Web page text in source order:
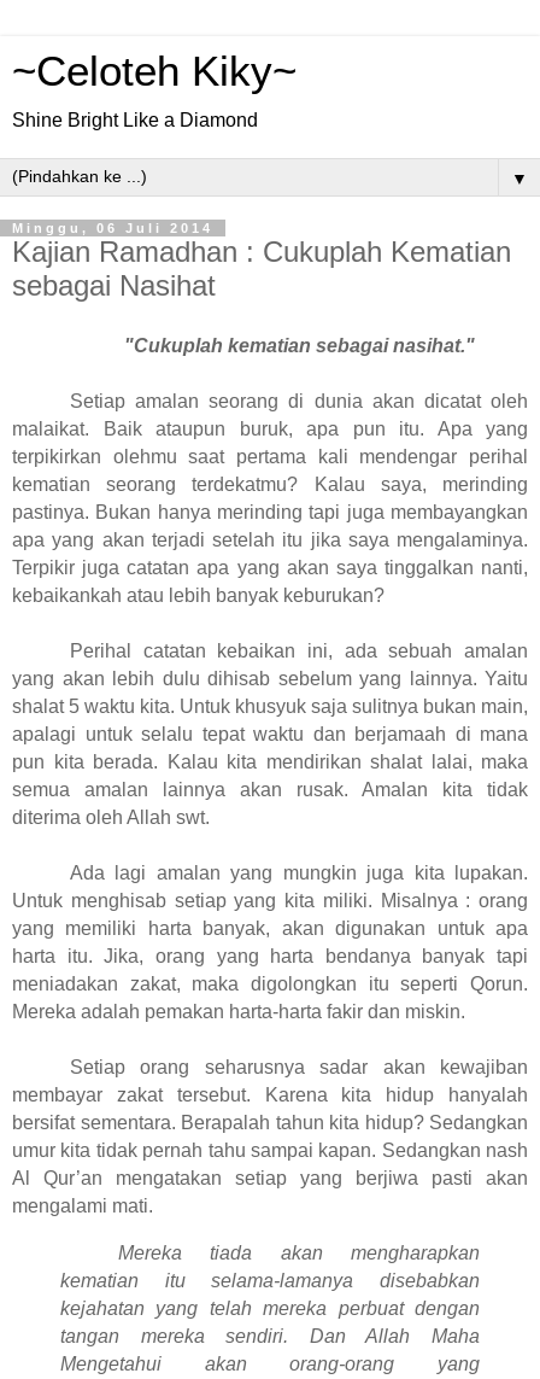
~Celoteh Kiky~
Shine Bright Like a Diamond
▼
Minggu, 06 Juli 2014
Kajian Ramadhan : Cukuplah Kematian
sebagai Nasihat
"Cukuplah kematian sebagai nasihat."
Setiap amalan seorang di dunia akan dicatat oleh
malaikat. Baik ataupun buruk, apa pun itu. Apa yang
terpikirkan olehmu saat pertama kali mendengar perihal
kematian seorang terdekatmu? Kalau saya, merinding
pastinya. Bukan hanya merinding tapi juga membayangkan
apa yang akan terjadi setelah itu jika saya mengalaminya.
Terpikir juga catatan apa yang akan saya tinggalkan nanti,
kebaikankah atau lebih banyak keburukan?
Perihal catatan kebaikan ini, ada sebuah amalan
yang akan lebih dulu dihisab sebelum yang lainnya. Yaitu
shalat 5 waktu kita. Untuk khusyuk saja sulitnya bukan main,
apalagi untuk selalu tepat waktu dan berjamaah di mana
pun kita berada. Kalau kita mendirikan shalat lalai, maka
semua amalan lainnya akan rusak. Amalan kita tidak
diterima oleh Allah swt.
Ada lagi amalan yang mungkin juga kita lupakan.
Untuk menghisab setiap yang kita miliki. Misalnya : orang
yang memiliki harta banyak, akan digunakan untuk apa
harta itu. Jika, orang yang harta bendanya banyak tapi
meniadakan zakat, maka digolongkan itu seperti Qorun.
Mereka adalah pemakan harta-harta fakir dan miskin.
Setiap orang seharusnya sadar akan kewajiban
membayar zakat tersebut. Karena kita hidup hanyalah
bersifat sementara. Berapalah tahun kita hidup? Sedangkan
umur kita tidak pernah tahu sampai kapan. Sedangkan nash
Al Qur’an mengatakan setiap yang berjiwa pasti akan
mengalami mati.
Mereka tiada akan mengharapkan
kematian itu selama-lamanya disebabkan
kejahatan yang telah mereka perbuat dengan
tangan mereka sendiri. Dan Allah Maha
Mengetahui akan orang-orang yang